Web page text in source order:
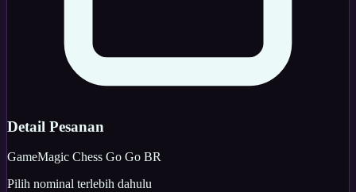
Detail Pesanan
GameMagic Chess Go Go BR
Pilih nominal terlebih dahulu